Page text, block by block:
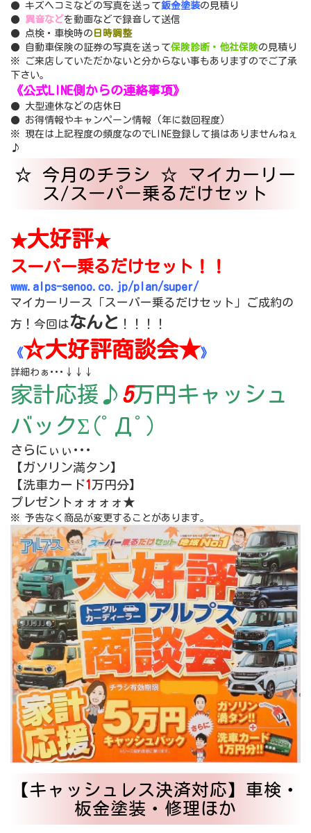
● キズヘコミなどの写真を送って鈑金塗装の見積り
● 異音など を動画などで録音して送信
● 点検・車検時の 日時調整
● 自動車保険の証券の写真を送って保険診断・他社保険の見積り
※ ご来店していただかないと分からない事もありますのでご了承
下さい。
《公式LINE側からの連絡事項》
● 大型連休などの店休日
● お得情報やキャンペーン情報 (年に数回程度)
※ 現在は上記程度の頻度なのでLINE登録して損はありませんねぇ
♪
☆ 今月のチラシ ☆ マイカーリー
ス/スーパー乗るだけセット
★大好評★
スーパー乗るだけセット！！
www.alps-senoo.co.jp/plan/super/
マイカーリース「スーパー乗るだけセット」ご成約の
方！ 今回はなんと ！！！！
《☆大好評商談会★》
詳細わぁ･･･↓↓↓
家計応援♪ 5万円キャッシュ
バックΣ(ﾟДﾟ)
さらにぃぃ･･･
【ガソリン満タン】
【洗車カード1 万円分】
プレゼントォォォォ★
※ 予告なく商品が変更することがあります。
【キャッシュレス決済対応】車検・
板金塗装・修理ほか